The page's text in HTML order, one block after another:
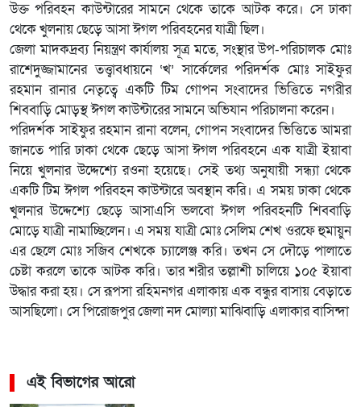
উক্ত পরিবহন কাউন্টারের সামনে থেকে তাকে আটক করে। সে ঢাকা
থেকে খুলনায় ছেড়ে আসা ঈগল পরিবহনের যাত্রী ছিল।
জেলা মাদকদ্রব্য নিয়ন্ত্রণ কার্যালয় সূত্র মতে, সংস্থার উপ-পরিচালক মোঃ
রাশেদুজ্জামানের তত্ত্বাবধায়নে ‘খ’ সার্কেলের পরিদর্শক মোঃ সাইফুর
রহমান রানার নেতৃত্বে একটি টিম গোপন সংবাদের ভিত্তিতে নগরীর
শিববাড়ি মোড়স্থ ঈগল কাউন্টারের সামনে অভিযান পরিচালনা করেন।
পরিদর্শক সাইফুর রহমান রানা বলেন, গোপন সংবাদের ভিত্তিতে আমরা
জানতে পারি ঢাকা থেকে ছেড়ে আসা ঈগল পরিবহনে এক যাত্রী ইয়াবা
নিয়ে খুলনার উদ্দেশ্যে রওনা হয়েছে। সেই তথ্য অনুযায়ী সন্ধ্যা থেকে
একটি টিম ঈগল পরিবহন কাউন্টারে অবস্থান করি। এ সময় ঢাকা থেকে
খুলনার উদ্দেশ্যে ছেড়ে আসাএসি ভলবো ঈগল পরিবহনটি শিববাড়ি
মোড়ে যাত্রী নামাচ্ছিলেন। এ সময় যাত্রী মোঃ সেলিম শেখ ওরফে হুমায়ুন
এর ছেলে মোঃ সজিব শেখকে চ্যালেঞ্জ করি। তখন সে দৌড়ে পালাতে
চেষ্টা করলে তাকে আটক করি। তার শরীর তল্লাশী চালিয়ে ১০৫ ইয়াবা
উদ্ধার করা হয়। সে রূপসা রহিমনগর এলাকায় এক বন্ধুর বাসায় বেড়াতে
আসছিলো। সে পিরোজপুর জেলা নদ মোল্যা মাঝিবাড়ি এলাকার বাসিন্দা
এই বিভাগের আরো